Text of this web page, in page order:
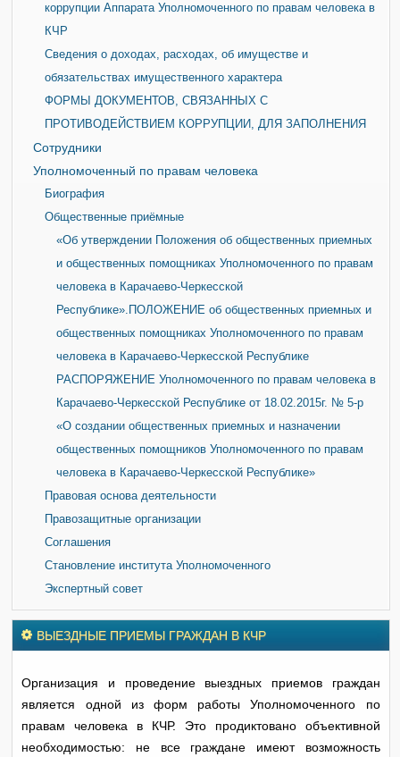
коррупции Аппарата Уполномоченного по правам человека в
КЧР
Сведения о доходах, расходах, об имуществе и
обязательствах имущественного характера
ФОРМЫ ДОКУМЕНТОВ, СВЯЗАННЫХ С
ПРОТИВОДЕЙСТВИЕМ КОРРУПЦИИ, ДЛЯ ЗАПОЛНЕНИЯ
Сотрудники
Уполномоченный по правам человека
Биография
Общественные приёмные
«Об утверждении Положения об общественных приемных
и общественных помощниках Уполномоченного по правам
человека в Карачаево-Черкесской
Республике».ПОЛОЖЕНИЕ об общественных приемных и
общественных помощниках Уполномоченного по правам
человека в Карачаево-Черкесской Республике
РАСПОРЯЖЕНИЕ Уполномоченного по правам человека в
Карачаево-Черкесской Республике от 18.02.2015г. № 5-р
«О создании общественных приемных и назначении
общественных помощников Уполномоченного по правам
человека в Карачаево-Черкесской Республике»
Правовая основа деятельности
Правозащитные организации
Соглашения
Становление института Уполномоченного
Экспертный совет
ВЫЕЗДНЫЕ ПРИЕМЫ ГРАЖДАН В КЧР
Организация и проведение выездных приемов граждан
является одной из форм работы Уполномоченного по
правам человека в КЧР. Это продиктовано объективной
необходимостью: не все граждане имеют возможность